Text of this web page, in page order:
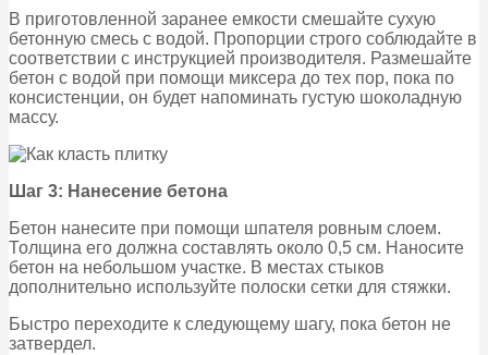
В приготовленной заранее емкости смешайте сухую
бетонную смесь с водой. Пропорции строго соблюдайте в
соответствии с инструкцией производителя. Размешайте
бетон с водой при помощи миксера до тех пор, пока по
консистенции, он будет напоминать густую шоколадную
массу.
Шаг 3: Нанесение бетона
Бетон нанесите при помощи шпателя ровным слоем.
Толщина его должна составлять около 0,5 см. Наносите
бетон на небольшом участке. В местах стыков
дополнительно используйте полоски сетки для стяжки.
Быстро переходите к следующему шагу, пока бетон не
затвердел.